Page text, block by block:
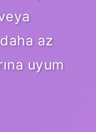
az
uyum